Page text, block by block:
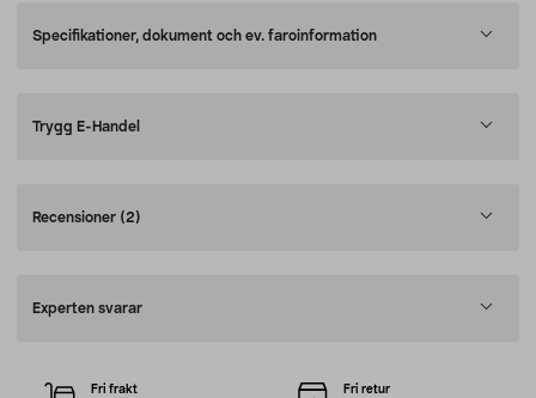
Specifikationer, dokument och ev. faroinformation
Trygg E-Handel
Recensioner (2)
Experten svarar
Fri frakt Fri retur